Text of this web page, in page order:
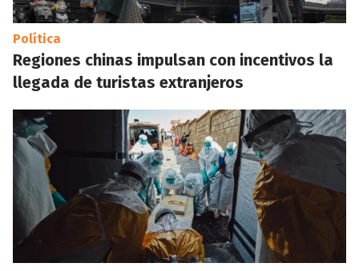
Política
Regiones chinas impulsan con incentivos la
llegada de turistas extranjeros